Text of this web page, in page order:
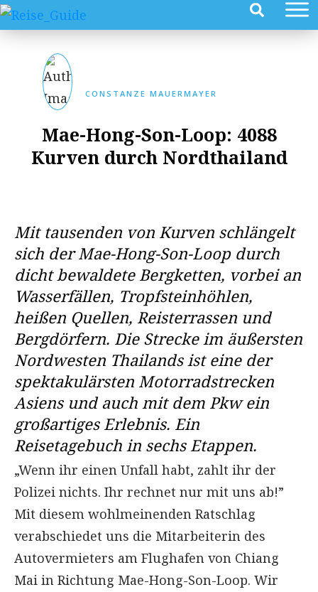
CONSTANZE MAUERMAYER
Mae-Hong-Son-Loop: 4088
Kurven durch Nordthailand
Mit tausenden von Kurven schlängelt
sich der Mae-Hong-Son-Loop durch
dicht bewaldete Bergketten, vorbei an
Wasserfällen, Tropfsteinhöhlen,
heißen Quellen, Reisterrassen und
Bergdörfern. Die Strecke im äußersten
Nordwesten Thailands ist eine der
spektakulärsten Motorradstrecken
Asiens und auch mit dem Pkw ein
großartiges Erlebnis. Ein
Reisetagebuch in sechs Etappen.
„Wenn ihr einen Unfall habt, zahlt ihr der
Polizei nichts. Ihr rechnet nur mit uns ab!”
Mit diesem wohlmeinenden Ratschlag
verabschiedet uns die Mitarbeiterin des
Autovermieters am Flughafen von Chiang
Mai in Richtung Mae-Hong-Son-Loop. Wir